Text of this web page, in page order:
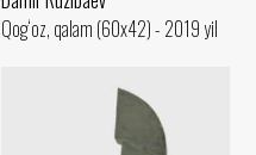
Qog‘oz, qalam (60x42) - 2019 yil